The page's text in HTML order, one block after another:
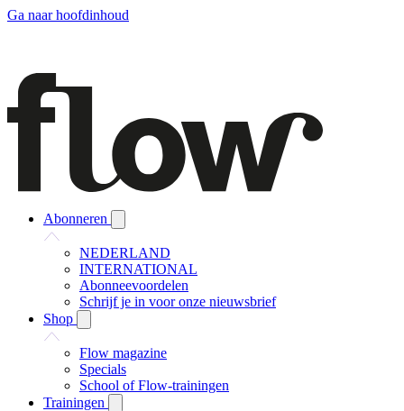
Ga naar hoofdinhoud
Abonneren
NEDERLAND
INTERNATIONAL
Abonneevoordelen
Schrijf je in voor onze nieuwsbrief
Shop
Flow magazine
Specials
School of Flow-trainingen
Trainingen